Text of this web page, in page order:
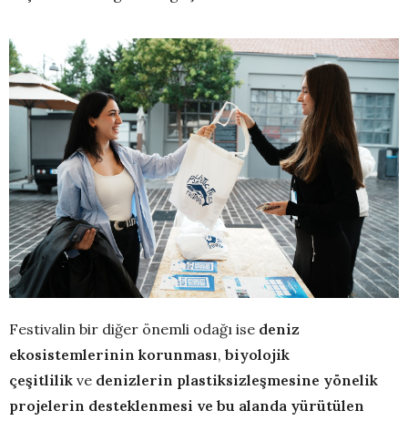
Festivalin bir diğer önemli odağı ise deniz
ekosistemlerinin korunması, biyolojik
çeşitlilik ve denizlerin plastiksizleşmesine yönelik
projelerin desteklenmesi ve bu alanda yürütülen